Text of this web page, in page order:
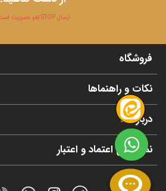
ارسال STOP لغو عضویت است.
فروشگاه
نکات و راهنماها
درباره ما
نماد های اعتماد و اعتبار